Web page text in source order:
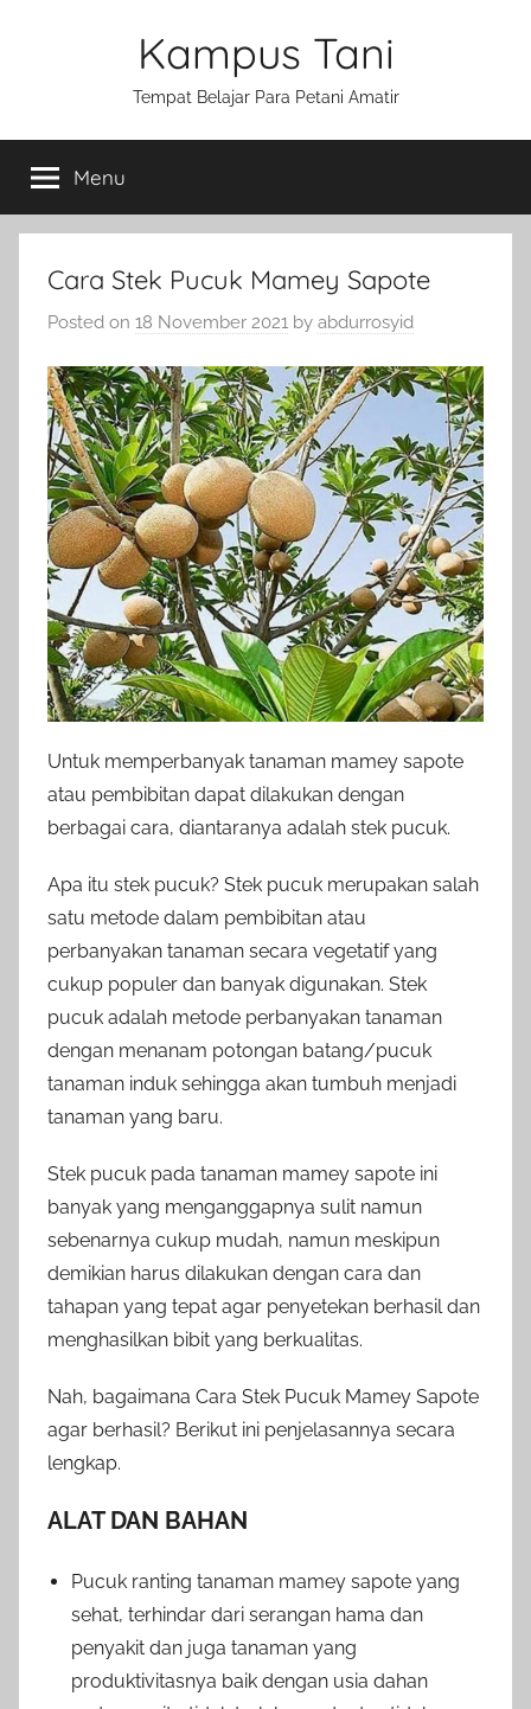
Kampus Tani
Tempat Belajar Para Petani Amatir
Menu
Cara Stek Pucuk Mamey Sapote
Posted on 18 November 2021 by abdurrosyid
Untuk memperbanyak tanaman mamey sapote
atau pembibitan dapat dilakukan dengan
berbagai cara, diantaranya adalah stek pucuk.
Apa itu stek pucuk? Stek pucuk merupakan salah
satu metode dalam pembibitan atau
perbanyakan tanaman secara vegetatif yang
cukup populer dan banyak digunakan. Stek
pucuk adalah metode perbanyakan tanaman
dengan menanam potongan batang/pucuk
tanaman induk sehingga akan tumbuh menjadi
tanaman yang baru.
Stek pucuk pada tanaman mamey sapote ini
banyak yang menganggapnya sulit namun
sebenarnya cukup mudah, namun meskipun
demikian harus dilakukan dengan cara dan
tahapan yang tepat agar penyetekan berhasil dan
menghasilkan bibit yang berkualitas.
Nah, bagaimana Cara Stek Pucuk Mamey Sapote
agar berhasil? Berikut ini penjelasannya secara
lengkap.
ALAT DAN BAHAN
Pucuk ranting tanaman mamey sapote yang
sehat, terhindar dari serangan hama dan
penyakit dan juga tanaman yang
produktivitasnya baik dengan usia dahan